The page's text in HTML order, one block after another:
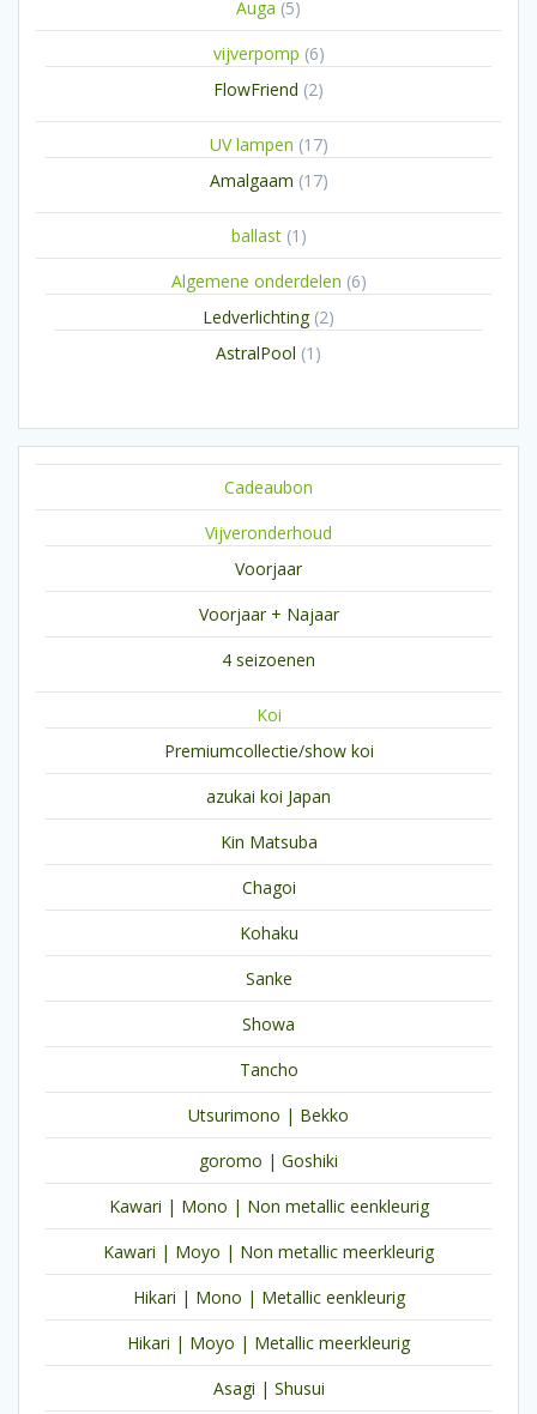
Auga 55
producten
vijverpomp 66
FlowFriend 22
UV lampen 1717
Amalgaam 1717
ballast 1 1
product
Algemene onderdelen 66
Ledverlichting 22
AstralPool 1 1
Cadeaubon
Vijveronderhoud
Voorjaar
Voorjaar + Najaar
4 seizoenen
Koi
Premiumcollectie/show koi
azukai koi Japan
Kin Matsuba
Chagoi
Kohaku
Sanke
Showa
Tancho
Utsurimono | Bekko
goromo | Goshiki
Kawari | Mono | Non metallic eenkleurig
Kawari | Moyo | Non metallic meerkleurig
Hikari | Mono | Metallic eenkleurig
Hikari | Moyo | Metallic meerkleurig
Asagi | Shusui